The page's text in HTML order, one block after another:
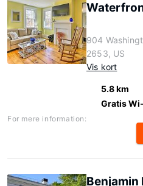
904
2653, US
Vis kort
5.8 km
Gratis
For mere information:
Benjamin